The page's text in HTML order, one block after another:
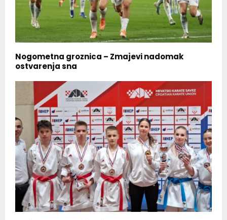
Nogometna groznica – Zmajevi nadomak
ostvarenja sna